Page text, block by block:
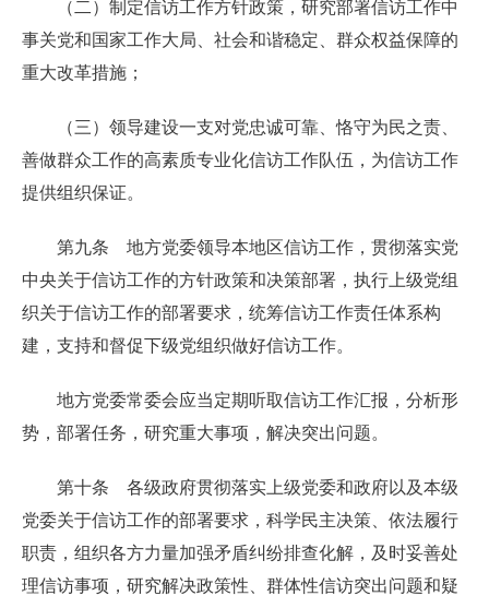
（二）制定信访工作方针政策，研究部署信访工作中
事关党和国家工作大局、社会和谐稳定、群众权益保障的
重大改革措施；
（三）领导建设一支对党忠诚可靠、恪守为民之责、
善做群众工作的高素质专业化信访工作队伍，为信访工作
提供组织保证。
第九条 地方党委领导本地区信访工作，贯彻落实党
中央关于信访工作的方针政策和决策部署，执行上级党组
织关于信访工作的部署要求，统筹信访工作责任体系构
建，支持和督促下级党组织做好信访工作。
地方党委常委会应当定期听取信访工作汇报，分析形
势，部署任务，研究重大事项，解决突出问题。
第十条 各级政府贯彻落实上级党委和政府以及本级
党委关于信访工作的部署要求，科学民主决策、依法履行
职责，组织各方力量加强矛盾纠纷排查化解，及时妥善处
理信访事项，研究解决政策性、群体性信访突出问题和疑